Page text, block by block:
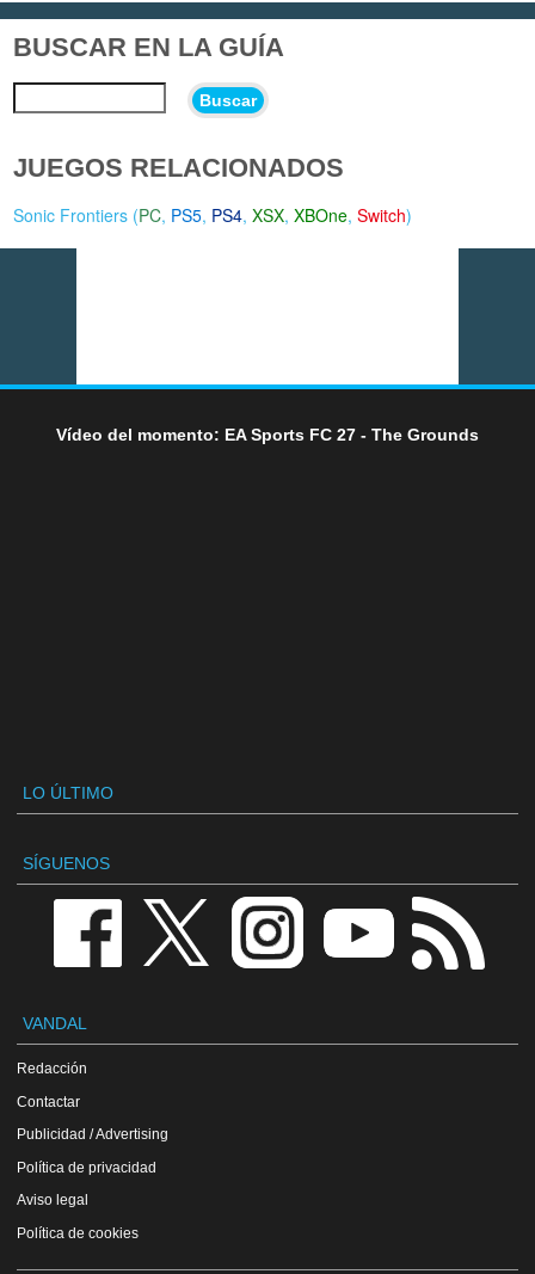
BUSCAR EN LA GUÍA
Buscar
JUEGOS RELACIONADOS
Sonic Frontiers (PC, PS5, PS4,XSX,XBOne,Switch)
Vídeo del momento: EA Sports FC 27 - The Grounds
LO ÚLTIMO
SÍGUENOS
VANDAL
Redacción
Contactar
Publicidad / Advertising
Política de privacidad
Aviso legal
Política de cookies